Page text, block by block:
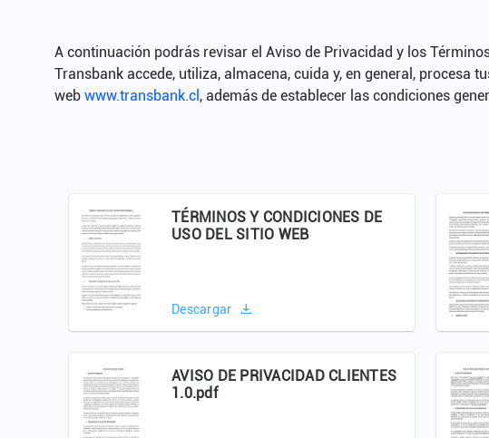
A continuación podrás revisar el Aviso de Privacidad y los
Transbank accede, utiliza, almacena, cuida y, en general,
web www.transbank.cl , además de establecer las condiciones
TÉRMINOS Y CONDICIONES DE
USO DEL SITIO WEB
Descargar
AVISO DE PRIVACIDAD CLIENTES
1.0.pdf